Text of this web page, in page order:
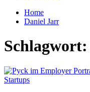
Home
Daniel Jarr
Schlagwort:
Startups